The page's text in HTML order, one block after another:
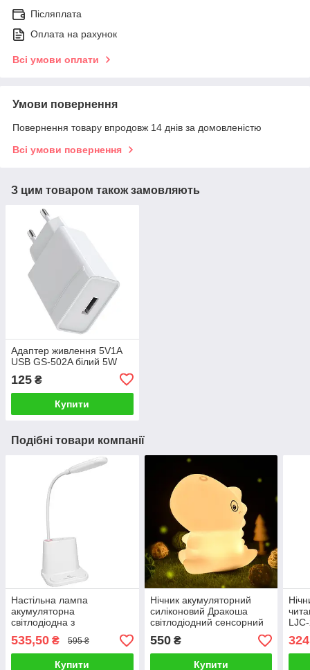
Післяплата
Оплата на рахунок
Всі умови оплати
Умови повернення
Повернення товару впродовж 14 днів за домовленістю
Всі умови повернення
З цим товаром також замовляють
Адаптер живлення 5V1A
USB GS-502A білий 5W
125 ₴
Купити
Подібні товари компанії
Настільна лампа
акумуляторна
світлодіодна з
утримувачем для
телефону LOSSO FL-1200
біла
535,50 ₴ 595 ₴
Купити
Нічник акумуляторний
силіконовий Дракоша
світлодіодний сенсорний
LOSSO LJC-140
550₴
Купити
324